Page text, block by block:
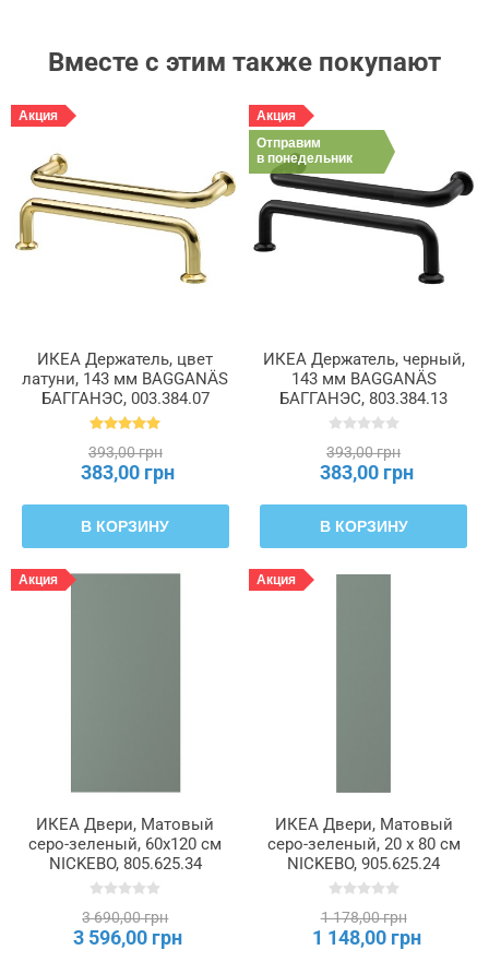
Вместе с этим также покупают
Акция
ИКЕА Держатель, цвет
латуни, 143 мм BAGGANÄS
БАГГАНЭС, 003.384.07
393,00 грн
383,00 грн
В КОРЗИНУ
Акция
Отправим
в понедельник
ИКЕА Держатель, черный,
143 мм BAGGANÄS
БАГГАНЭС, 803.384.13
393,00 грн
383,00 грн
В КОРЗИНУ
Акция
ИКЕА Двери, Матовый
серо-зеленый, 60x120 см
NICKEBO, 805.625.34
3 690,00 грн
3 596,00 грн
Акция
ИКЕА Двери, Матовый
серо-зеленый, 20 x 80 см
NICKEBO, 905.625.24
1 178,00 грн
1 148,00 грн